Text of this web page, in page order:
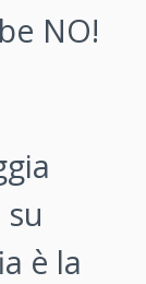
NO!
è la